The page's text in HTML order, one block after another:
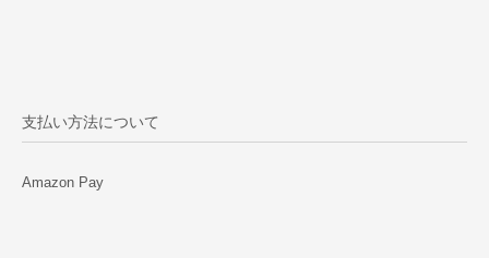
支払い方法について
Amazon Pay